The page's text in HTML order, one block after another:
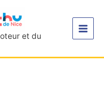
et du